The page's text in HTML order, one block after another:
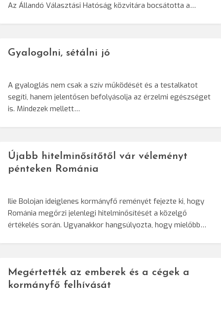
Az Állandó Választási Hatóság közvitára bocsátotta a…
Gyalogolni, sétálni jó
A gyaloglás nem csak a szív működését és a testalkatot
segíti, hanem jelentősen befolyásolja az érzelmi egészséget
is. Mindezek mellett…
Újabb hitelminősítőtől vár véleményt
pénteken Románia
Ilie Bolojan ideiglenes kormányfő reményét fejezte ki, hogy
Románia megőrzi jelenlegi hitelminősítését a közelgő
értékelés során. Ugyanakkor hangsúlyozta, hogy mielőbb…
Megértették az emberek és a cégek a
kormányfő felhívását